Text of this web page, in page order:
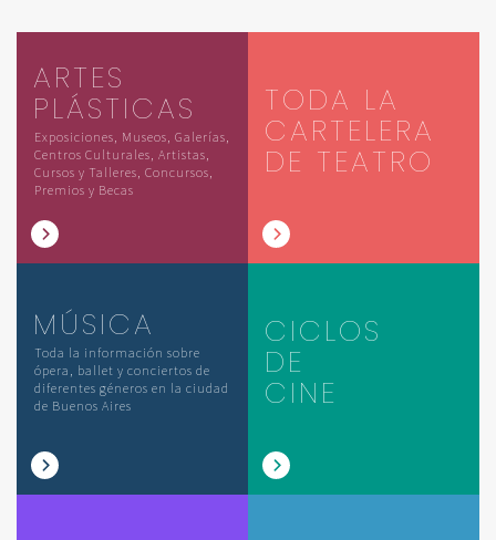
ARTES
PLÁSTICAS
Exposiciones, Museos, Galerías,
Centros Culturales, Artistas,
Cursos y Talleres, Concursos,
Premios y Becas
TODA LA
CARTELERA
DE TEATRO
MÚSICA
Toda la información sobre
ópera, ballet y conciertos de
diferentes géneros en la ciudad
de Buenos Aires
CICLOS
DE
CINE